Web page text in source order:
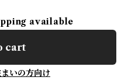
available
cart
いの方向け